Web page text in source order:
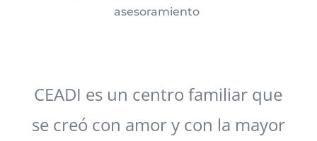
asesoramiento
CEADI es un centro familiar que
se creó con amor y con la mayor